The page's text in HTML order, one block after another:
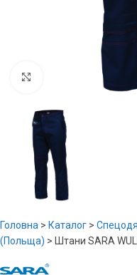
Головна > Каталог >
(Польща) > Штани SARA